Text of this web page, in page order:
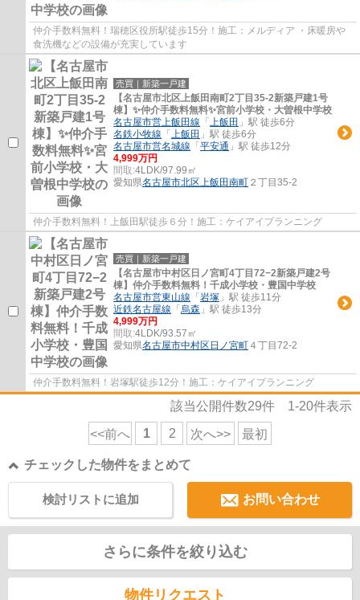
仲介手数料無料！瑞穂区役所駅徒歩15分！施工：メルディア ・床暖房や
食洗機などの設備が充実しています
売買｜新築一戸建
【名古屋市北区上飯田南町2丁目35-2新築戸建1号
棟】✨️仲介手数料無料✨️宮前小学校・大曽根中学校
名古屋市営上飯田線 「 上飯田 」駅 徒歩6分
名鉄小牧線 「 上飯田 」駅 徒歩6分
名古屋市営名城線 「 平安通 」駅 徒歩12分
4,999万円
間取:4LDK/97.99㎡
愛知県名古屋市北区上飯田南町 ２丁目35-2
仲介手数料無料！上飯田駅徒歩６分！施工：ケイアイプランニング
売買｜新築一戸建
【名古屋市中村区日ノ宮町4丁目72−2新築戸建2号
棟】仲介手数料無料！千成小学校・豊国中学校
名古屋市営東山線 「 岩塚 」駅 徒歩11分
近鉄名古屋線 「 烏森 」駅 徒歩13分
4,999万円
間取:4LDK/93.57㎡
愛知県名古屋市中村区 日ノ宮町 ４丁目72-2
仲介手数料無料！岩塚駅徒歩12分！施工：ケイアイプランニング
該当公開件数29件 1-20件表示
<<前へ 1 2 次へ>> 最初
チェックした物件をまとめて
お問い合わせ
検討リストに追加
さらに条件を絞り込む
物件リクエスト